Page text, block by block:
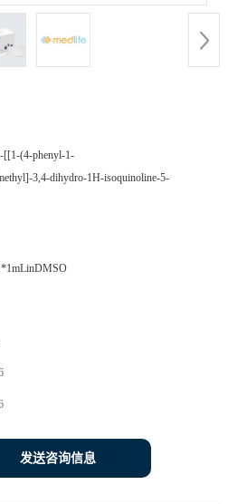
[[1-(4-phenyl-1-
3,4-dihydro-1H-isoquinoline-5-
发送咨询信息